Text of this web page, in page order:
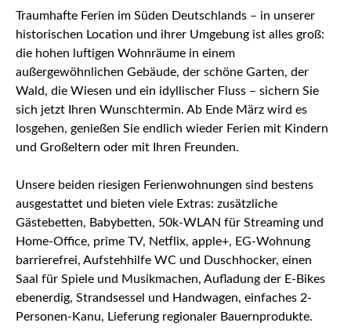
Traumhafte Ferien im Süden Deutschlands – in unserer
historischen Location und ihrer Umgebung ist alles groß:
die hohen luftigen Wohnräume in einem
außergewöhnlichen Gebäude, der schöne Garten, der
Wald, die Wiesen und ein idyllischer Fluss – sichern Sie
sich jetzt Ihren Wunschtermin. Ab Ende März wird es
losgehen, genießen Sie endlich wieder Ferien mit Kindern
und Großeltern oder mit Ihren Freunden.
Unsere beiden riesigen Ferienwohnungen sind bestens
ausgestattet und bieten viele Extras: zusätzliche
Gästebetten, Babybetten, 50k-WLAN für Streaming und
Home-Office, prime TV, Netflix, apple+, EG-Wohnung
barrierefrei, Aufstehhilfe WC und Duschhocker, einen
Saal für Spiele und Musikmachen, Aufladung der E-Bikes
ebenerdig, Strandsessel und Handwagen, einfaches 2-
Personen-Kanu, Lieferung regionaler Bauernprodukte.